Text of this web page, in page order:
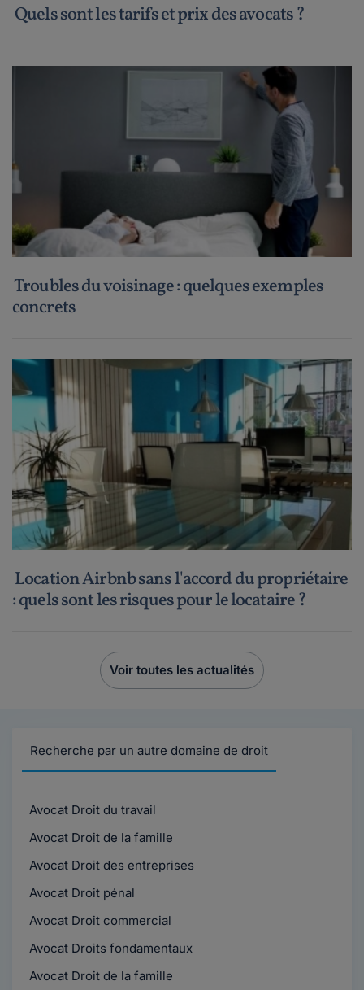
Quels sont les tarifs et prix des avocats ?
Troubles du voisinage : quelques exemples
concrets
Location Airbnb sans l'accord du propriétaire
: quels sont les risques pour le locataire ?
Voir toutes les actualités
Recherche par un autre domaine de droit
Avocat Droit du travail
Avocat Droit de la famille
Avocat Droit des entreprises
Avocat Droit pénal
Avocat Droit commercial
Avocat Droits fondamentaux
Avocat Droit de la famille